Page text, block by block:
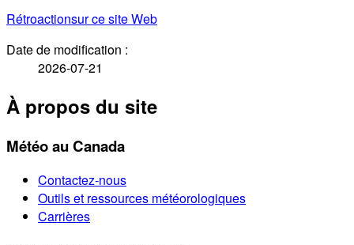
Rétroactionsur ce site Web
Date de modification :
2026-07-21
À propos du site
Météo au Canada
Contactez-nous
Outils et ressources météorologiques
Carrières